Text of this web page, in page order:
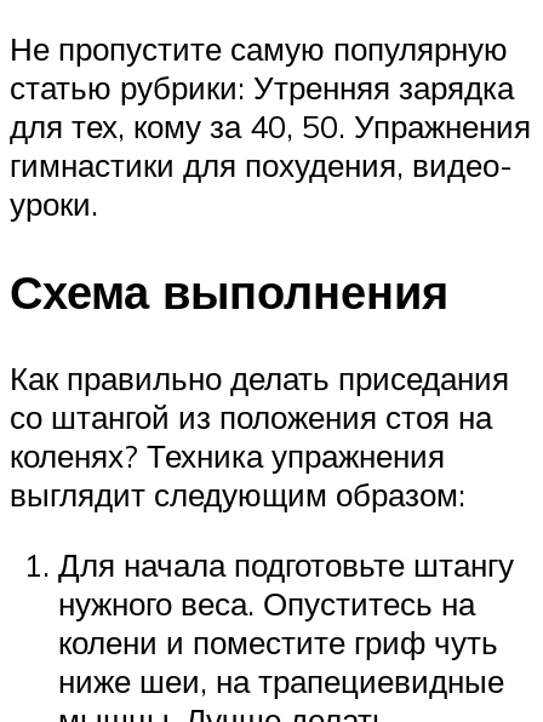
Не пропустите самую популярную
статью рубрики: Утренняя зарядка
для тех, кому за 40, 50. Упражнения
гимнастики для похудения, видео-
уроки.
Схема выполнения
Как правильно делать приседания
со штангой из положения стоя на
коленях? Техника упражнения
выглядит следующим образом:
Для начала подготовьте штангу
нужного веса. Опуститесь на
колени и поместите гриф чуть
ниже шеи, на трапециевидные